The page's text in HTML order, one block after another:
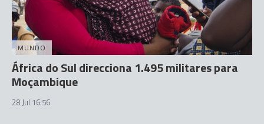
MUNDO
África do Sul direcciona 1.495 militares para
Moçambique
28 Jul 16:56